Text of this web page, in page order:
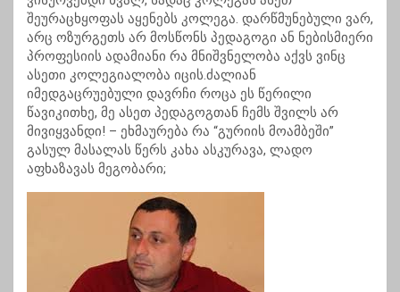
შეურაცხყოფას აყენებს კოლეგა. დარწმუნებული ვარ,
არც ოზურგეთს არ მოსწონს პედაგოგი ან ნებისმიერი
პროფესიის ადამიანი რა მნიშვნელობა აქვს ვინც
ასეთი კოლეგიალობა იცის.ძალიან
იმედგაცრუებული დავრჩი როცა ეს წერილი
წავიკითხე, მე ასეთ პედაგოგთან ჩემს შვილს არ
მივიყვანდი! – ეხმაურება რა “გურიის მოამბეში”
გასულ მასალას წერს კახა ასკურავა, ლადო
აფხაზავას მეგობარი;